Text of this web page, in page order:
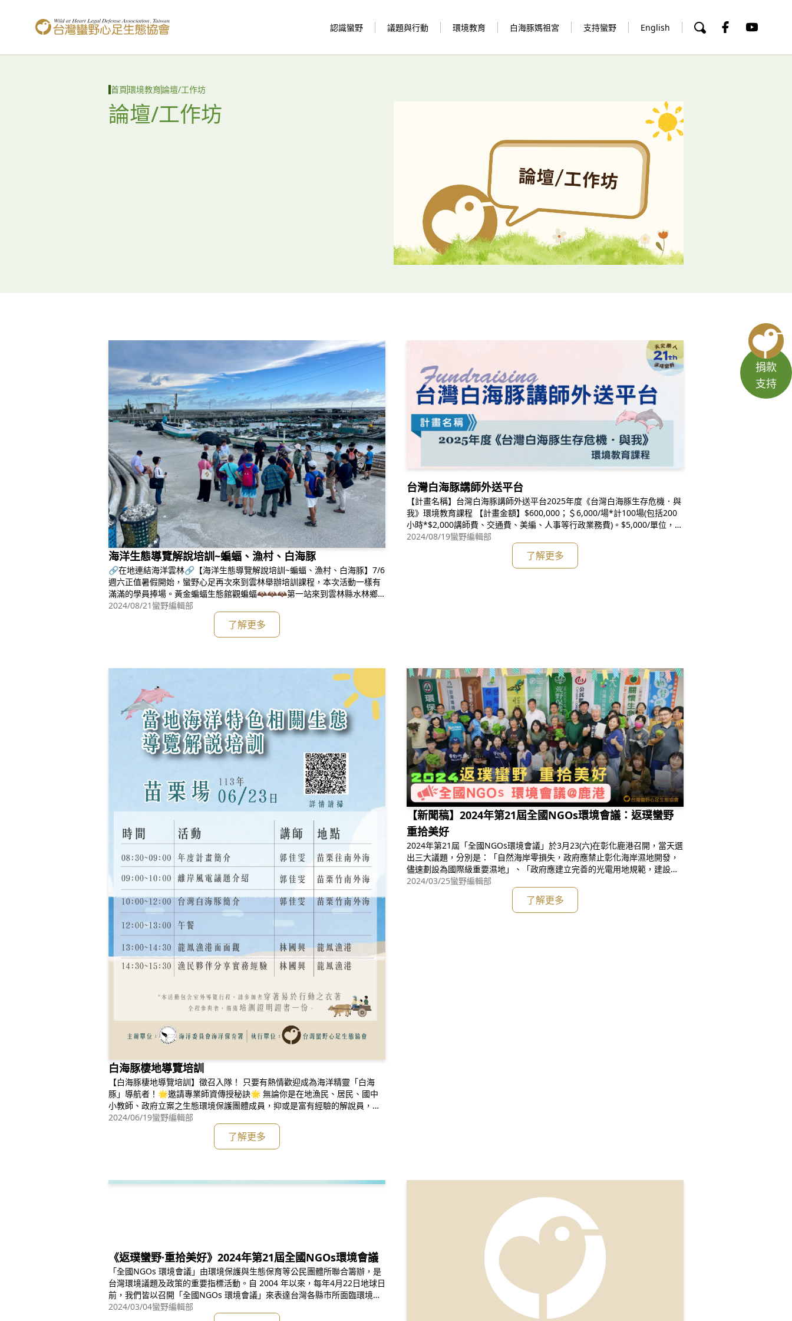
台灣蠻野心足生態協會
認識蠻野 議題與行動 環境教育 白海豚媽祖宮 支持蠻野 English
捐款
支持
首頁環境教育論壇/工作坊
論壇/工作坊
海洋生態導覽解說培訓~蝙蝠、漁村、白海豚
🔗在地連結海洋雲林🔗【海洋生態導覽解說培訓~蝙蝠、漁村、白海豚】7/6
週六正值暑假開始，蠻野心足再次來到雲林舉辦培訓課程，本次活動一樣有
滿滿的學員捧場。黃金蝙蝠生態館觀蝙蝠🦇🦇🦇第一站來到雲林縣水林鄉
的黃金蝙蝠生態館，落腳於當地國小並以舊的「蘇秦村衛生室」改建而成，
除了有各式各樣的蝙蝠屋外，在館內四周也可以見到三種蝙蝠喔！分別是蝙
蝠屋裡的高頭蝠、東亞家蝠，還有喜歡躲藏在樹上的黃金鼠耳蝠！難以發現
2024/08/21 蠻野編輯部
了解更多
台灣白海豚講師外送平台
【計畫名稱】台灣白海豚講師外送平台2025年度《台灣白海豚生存危機．與
我》環境教育課程 【計畫金額】$600,000；＄6,000/場*計100場(包括200
小時*$2,000講師費、交通費、美編、人事等行政業務費)。$5,000/單位，共
120單位 (2千不嫌少1萬不嫌多) (認捐贈品說明參最後項)https://wildathear
2024/08/19蠻野編輯部
了解更多
白海豚棲地導覽培訓
【白海豚棲地導覽培訓】徵召入隊！ 只要有熱情歡迎成為海洋精靈「白海
豚」導航者！🌟邀請專業師資傳授秘訣🌟 無論你是在地漁民、居民、國中
小教師、政府立案之生態環境保護團體成員，抑或是富有經驗的解說員，想
為大家介紹你所熟悉的西部沿海，或是想跟大家分享你的海洋知識。歡迎你
加入培訓成為在地白海豚領航者！ 培訓日期: 6/23(日)苗栗場、6/29(六)彰化
2024/06/19蠻野編輯部
了解更多
【新聞稿】2024年第21屆全國NGOs環境會議：返璞蠻野
重拾美好
2024年第21屆「全國NGOs環境會議」於3月23(六)在彰化鹿港召開，當天選
出三大議題，分別是：「自然海岸零損失，政府應禁止彰化海岸濕地開發，
儘速劃設為國際級重要濕地」、「政府應建立完善的光電用地規範，建設光
電不應破壞農業生產、偏離國土計畫」、「國會藍綠白三黨應於本會期三讀
通過海保法，維護海洋生態」，此三大議題皆涉及到綠能發展應兼顧生態環
境的訴求。今日會議參與者來自台灣各地近60人，26個團體
2024/03/25蠻野編輯部
了解更多
《返璞蠻野·重拾美好》2024年第21屆全國NGOs環境會議
「全國NGOs 環境會議」由環境保護與生態保育等公民團體所聯合籌辦，是
台灣環境議題及政策的重要指標活動。自 2004 年以來，每年4月22日地球日
前，我們皆以召開「全國NGOs 環境會議」來表達台灣各縣市所面臨環境議
題與訴求。會議後會將該年度會議結論交予總統及最高行政單位，納入政策
溝通平台，並進行列管追蹤，以敦促政府確實施行與改善。 走過二十過年，
2024/03/04蠻野編輯部